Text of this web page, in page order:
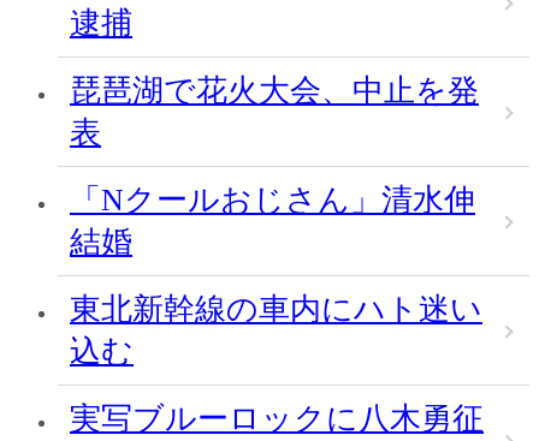
逮捕
琵琶湖で花火大会、中止を発
表
「Nクールおじさん」清水伸
結婚
東北新幹線の車内にハト迷い
込む
実写ブルーロックに八木勇征